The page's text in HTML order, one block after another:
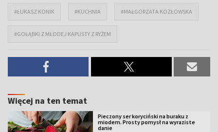
#ŁUKASZ KONIK #KUCHNIA #MAŁGORZATA KOZŁOWSKA
#GOŁĄBKI Z MŁODEJ KAPUSTY Z RYŻEM
Więcej na ten temat
Pieczony ser koryciński na buraku z
miodem. Prosty pomysł na wyraziste
danie